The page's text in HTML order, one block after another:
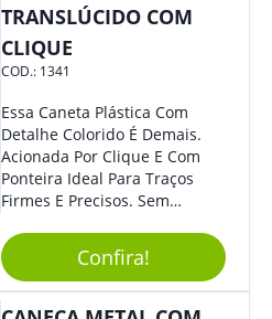
TRANSLÚCIDO COM
CLIQUE
COD.: 1341
Essa Caneta Plástica Com
Detalhe Colorido É Demais.
Acionada Por Clique E Com
Ponteira Ideal Para Traços
Firmes E Precisos. Sem
Brinde Para Representar Sua
Marca. Dimensões: 1.6 Cm X
14 Cm X 1.6 Cm
Confira!